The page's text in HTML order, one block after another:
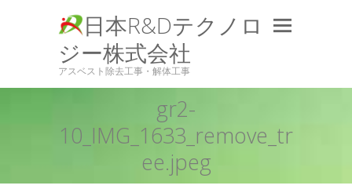
日本R&Dテクノロ
ジー株式会社
アスベスト除去工事・解体工事
gr2-
10_IMG_1633_remove_tr
ee.jpeg